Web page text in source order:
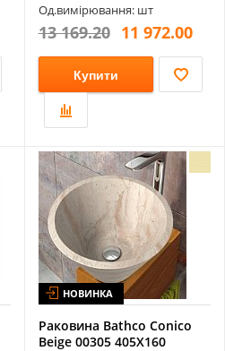
Од.вимірювання: шт
13 169.20 11 972.00
Купити
НОВИНКА
Раковина Bathco Conico
Beige 00305 405X160